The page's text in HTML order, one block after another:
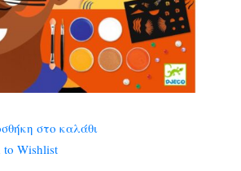
στο καλάθι
to Wishlist